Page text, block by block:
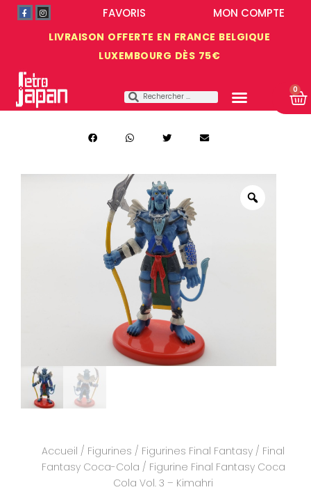
LIVRAISON OFFERTE EN FRANCE BELGIQUE
LUXEMBOURG DÈS 75€
MON COMPTE
FAVORIS
0
Accueil / Figurines / Figurines Final Fantasy / Final
Fantasy Coca-Cola / Figurine Final Fantasy Coca
Cola Vol. 3 – Kimahri